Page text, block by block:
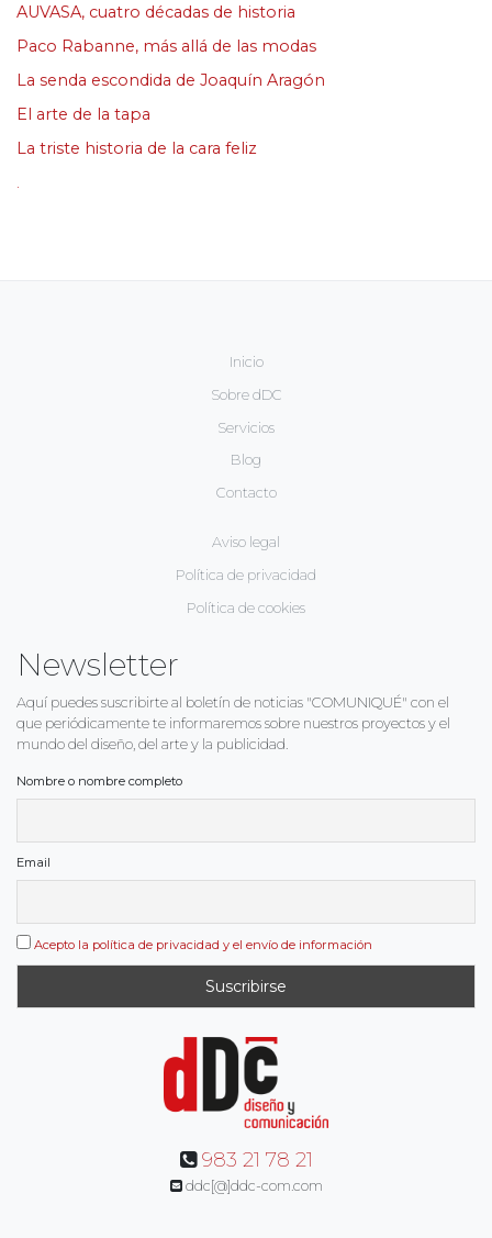
AUVASA, cuatro décadas de historia
Paco Rabanne, más allá de las modas
La senda escondida de Joaquín Aragón
El arte de la tapa
La triste historia de la cara feliz
.
Inicio
Sobre dDC
Servicios
Blog
Contacto
Aviso legal
Política de privacidad
Política de cookies
Newsletter
Aquí puedes suscribirte al boletín de noticias "COMUNIQUÉ" con el
que periódicamente te informaremos sobre nuestros proyectos y el
mundo del diseño, del arte y la publicidad.
Nombre o nombre completo
Email
Acepto la política de privacidad y el envío de información
983 21 78 21
ddc[@]ddc-com.com